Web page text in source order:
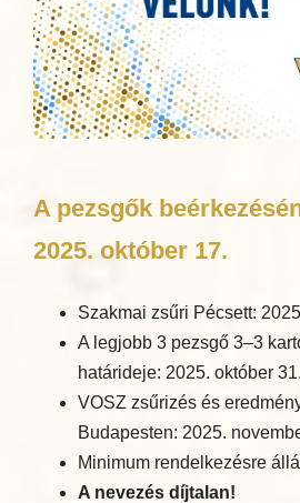
A pezsgők
2025. október 17.
Szakmai zsűri Pécsett:
A legjobb 3 pezsgő 3–3
határideje: 2025. október 31.
VOSZ zsűrizés és
Budapesten: 2025.
Minimum rendelkezésre
A nevezés díjtalan!